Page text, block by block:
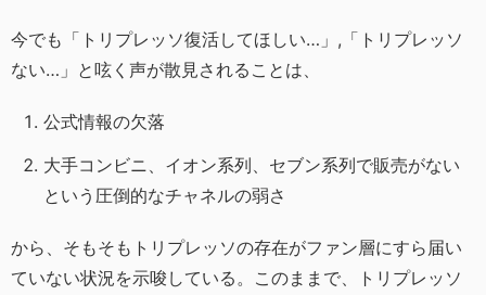
今でも「トリプレッソ復活してほしい…」,「トリプレッソ
ない…」と呟く声が散見されることは、
公式情報の欠落
大手コンビニ、イオン系列、セブン系列で販売がない
という圧倒的なチャネルの弱さ
から、そもそもトリプレッソの存在がファン層にすら届い
ていない状況を示唆している。このままで、トリプレッソ